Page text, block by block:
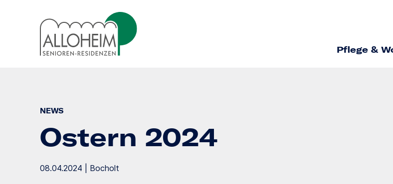
Pflege &
NEWS
Ostern 2024
08.04.2024 | Bocholt